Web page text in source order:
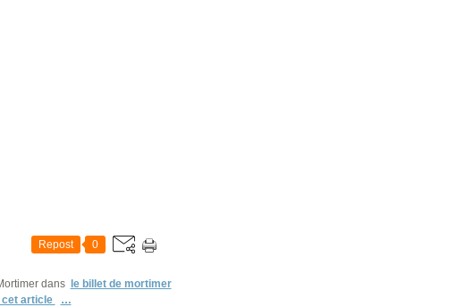
Repost 0
dans le billet de mortimer
article
…